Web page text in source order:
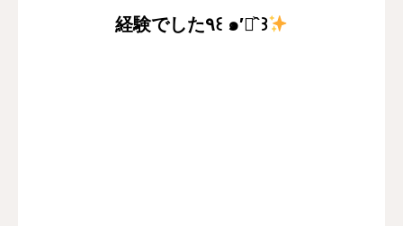
経験でした٩꒰ ๑′◡͐`꒱